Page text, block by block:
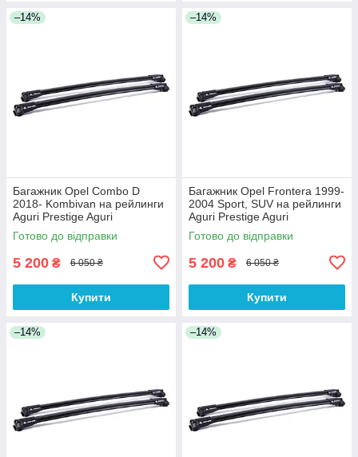
–14%
Багажник Opel Combo D
2018- Kombivan на рейлинги
Aguri Prestige Aguri
Готово до відправки
5 200 ₴ 6 050 ₴
Купити
–14%
Багажник Opel Frontera 1999-
2004 Sport, SUV на рейлинги
Aguri Prestige Aguri
Готово до відправки
5 200 ₴ 6 050 ₴
Купити
–14% –14%